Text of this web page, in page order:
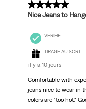
5 sur 5 étoiles.
Nice Jeans to
VÉRIFIÉ
TIRAGE AU SORT
il y a 10 jours
Comfortable with
jeans nice to wear in
colors are "too hot."